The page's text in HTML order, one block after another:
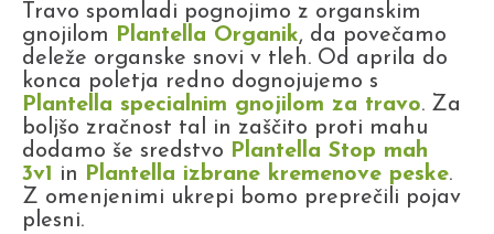
Travo spomladi pognojimo z organskim
gnojilom Plantella Organik, da povečamo
deleže organske snovi v tleh. Od aprila do
konca poletja redno dognojujemo s
Plantella specialnim gnojilom za travo. Za
boljšo zračnost tal in zaščito proti mahu
dodamo še sredstvo Plantella Stop mah
3v1 in Plantella izbrane kremenove peske.
Z omenjenimi ukrepi bomo preprečili pojav
plesni.